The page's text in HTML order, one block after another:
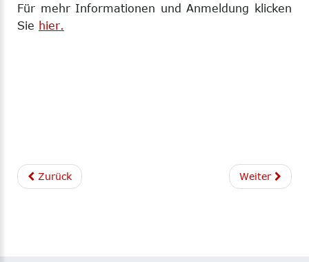
Für mehr Informationen und Anmeldung klicken
Sie hier.
Zurück Weiter